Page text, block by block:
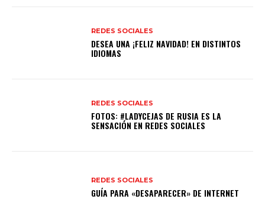
REDES SOCIALES
DESEA UNA ¡FELIZ NAVIDAD! EN DISTINTOS
REDES SOCIALES
FOTOS: #LADYCEJAS DE RUSIA ES LA
SENSACIÓN EN REDES SOCIALES
REDES SOCIALES